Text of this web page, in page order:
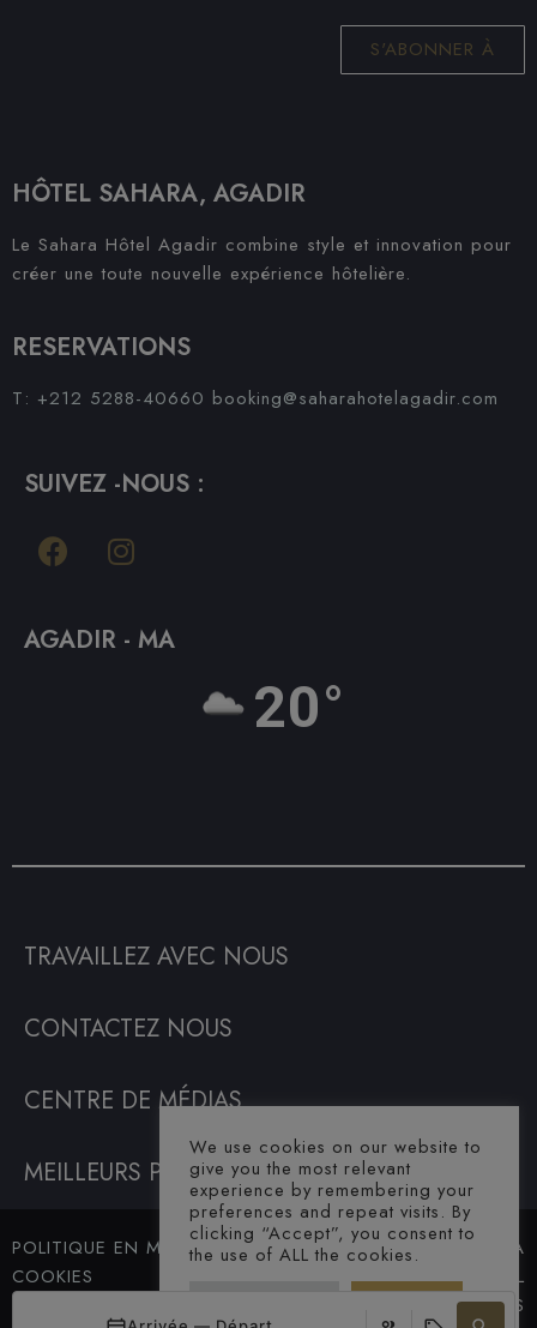
S'ABONNER À
HÔTEL SAHARA, AGADIR
Le Sahara Hôtel Agadir combine style et innovation pour
créer une toute nouvelle expérience hôtelière.
RESERVATIONS
T: +212 5288-40660 booking@saharahotelagadir.com
SUIVEZ -NOUS :
AGADIR - MA
20°
TRAVAILLEZ AVEC NOUS
CONTACTEZ NOUS
CENTRE DE MÉDIAS
MEILLEURS PRIX GARANTIS
POLITIQUE EN MATIÈRE DE
COOKIES
© SAHARA
HOTEL. ALL
RIGHTS
We use cookies on our website to
give you the most relevant
experience by remembering your
preferences and repeat visits. By
clicking “Accept”, you consent to
the use of ALL the cookies.